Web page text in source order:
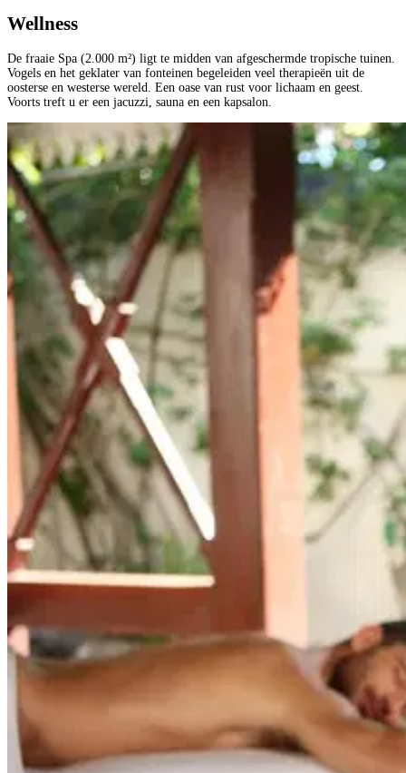
Wellness
De fraaie Spa (2.000 m²) ligt te midden van afgeschermde tropische tuinen.
Vogels en het geklater van fonteinen begeleiden veel therapieën uit de
oosterse en westerse wereld. Een oase van rust voor lichaam en geest.
Voorts treft u er een jacuzzi, sauna en een kapsalon.